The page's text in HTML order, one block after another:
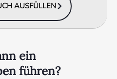
AUSFÜLLEN
ein
führen?